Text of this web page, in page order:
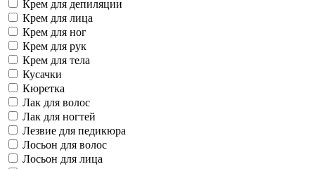
Крем для депиляции
Крем для лица
Крем для ног
Крем для рук
Крем для тела
Кусачки
Кюретка
Лак для волос
Лак для ногтей
Лезвие для педикюра
Лосьон для волос
Лосьон для лица